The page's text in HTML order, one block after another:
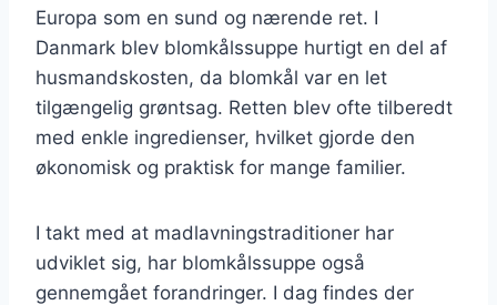
Europa som en sund og nærende ret. I
Danmark blev blomkålssuppe hurtigt en del af
husmandskosten, da blomkål var en let
tilgængelig grøntsag. Retten blev ofte tilberedt
med enkle ingredienser, hvilket gjorde den
økonomisk og praktisk for mange familier.
I takt med at madlavningstraditioner har
udviklet sig, har blomkålssuppe også
gennemgået forandringer. I dag findes der